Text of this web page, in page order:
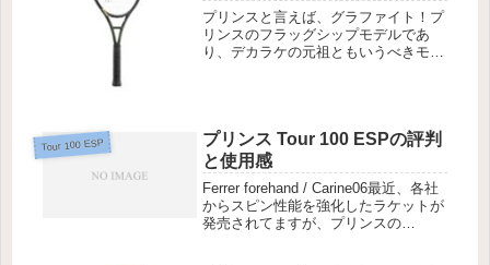
ニスに対応した攻撃型ラケッ
ト
プリンスと言えば、グラファイト！プ
リンスのフラッグシップモデルであ
り、デカラケの元祖ともいうべきモデ
Tour 100 ESP
プリンス Tour 100 ESPの評判
と使用感
Ferrer forehand / Carine06最近、各社
からスピン性能を強化したラケットが
発売されてますが、プリンスの